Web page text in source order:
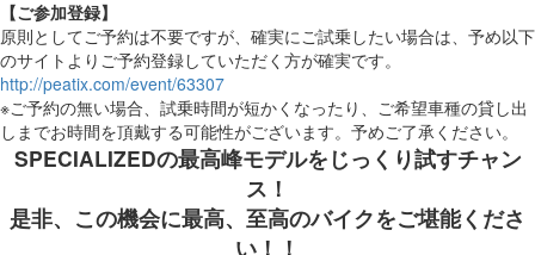
【ご参加登録】
原則としてご予約は不要ですが、確実にご試乗したい場合は、予め以下
のサイトよりご予約登録していただく方が確実です。
http://peatix.com/event/63307
※ご予約の無い場合、試乗時間が短かくなったり、ご希望車種の貸し出
しまでお時間を頂戴する可能性がございます。予めご了承ください。
SPECIALIZEDの最高峰モデルをじっくり試すチャン
ス！
是非、この機会に最高、至高のバイクをご堪能くださ
い！！